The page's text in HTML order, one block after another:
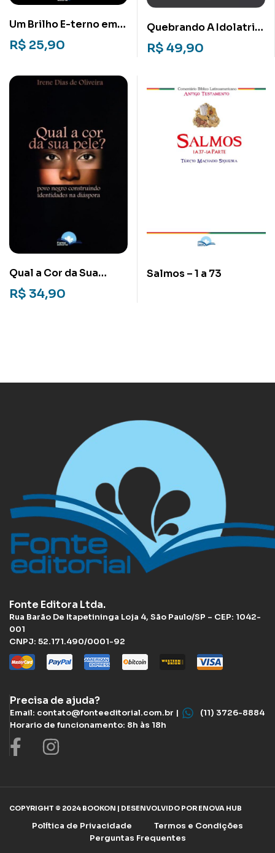
Um Brilho E-terno em
Minhas Memórias
R$ 25,90
Quebrando A Idolatria
No Meio Do
Cristianismo: Um
Teológico
R$ 49,90
Qual a Cor da Sua
Pele?: Povo negro
construindo
R$ 34,90
Salmos – 1 a 73
Fonte Editora Ltda.
Rua Barão De Itapetininga Loja 4, São Paulo/SP – CEP: 1042-
001
CNPJ: 52.171.490/0001-92
Precisa de ajuda?
Email: contato@fonteeditorial.com.br |
(11) 3726-8884
Horario de funcionamento: 8h às 18h
COPYRIGHT © 2024 BOOKON | DESENVOLVIDO POR ENOVA HUB
Política de Privacidade
Termos e Condições
Perguntas Frequentes